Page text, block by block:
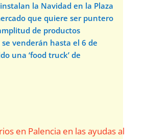
la Navidad en la Plaza
que quiere ser puntero
de productos
venderán hasta el 6 de
una ‘food truck’ de